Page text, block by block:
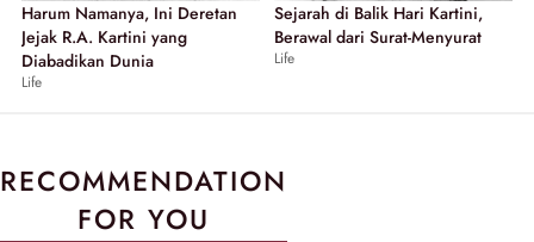
Harum Namanya, Ini Deretan
Jejak R.A. Kartini yang
Diabadikan Dunia
Life
Sejarah di Balik Hari Kartini,
Berawal dari Surat-Menyurat
Life
RECOMMENDATION
FOR YOU